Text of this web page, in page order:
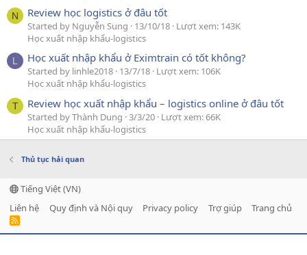
N Review học logistics ở đâu tốt
Started by Nguyễn Sung 13/10/18 Lượt xem: 143K
Học xuất nhập khẩu-logistics
L Học xuất nhập khẩu ở Eximtrain có tốt không?
Started by linhle2018 13/7/18 Lượt xem: 106K
Học xuất nhập khẩu-logistics
T Review học xuất nhập khẩu – logistics online ở đâu tốt
Started by Thành Dung 3/3/20 Lượt xem: 66K
Học xuất nhập khẩu-logistics
Thủ tục hải quan
Tiếng Việt (VN)
Liên hệ
Quy định và Nội quy Privacy policy Trợ giúp Trang chủ
R